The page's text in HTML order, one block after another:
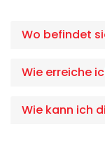
Wo befindet
Wie erreiche
Wie kann ich